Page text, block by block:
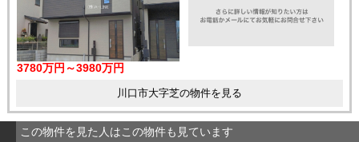
3780万円～3980万円
川口市大字芝の物件を見る
この物件を見た人はこの物件も見ています